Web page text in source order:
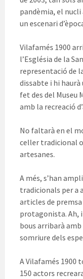
pandèmia, el
un escenari
Vilafamés 1900
l’Església de la
representació de
dissabte i hi
fet des del Museu
amb la recreació
No faltarà en el
celler tradicional
artesanes.
A més, s’han
tradicionals per a
articles de
protagonista. Ah,
bous arribarà
somriure dels
A Vilafamés 1900
150 actors